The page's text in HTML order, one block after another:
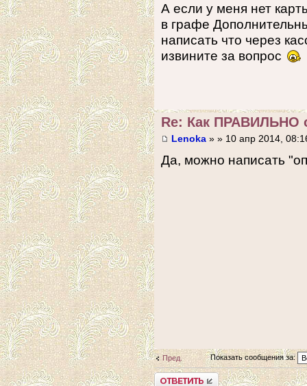
А если у меня нет
в графе
написать что через
извините за вопрос
Re: Как ПРАВИЛЬНО
Lenoka » » 10 апр 2014,
Да, можно написать
Пред. Показать сообщения за:
Ответить